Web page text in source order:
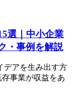
選｜中小企業
・事例を解説
デアを生み出す方
事業が収益をあ